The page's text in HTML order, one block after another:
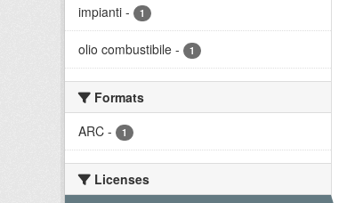
impianti - 1
olio combustibile - 1
Formats
ARC - 1
Licenses